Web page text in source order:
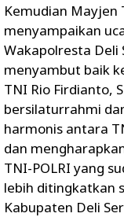
Kemudian Mayjen
menyampaikan
Wakapolresta Deli
menyambut baik
TNI Rio Firdianto,
bersilaturrahmi
harmonis antara
dan
TNI-POLRI yang
lebih ditingkatkan
Kabupaten Deli